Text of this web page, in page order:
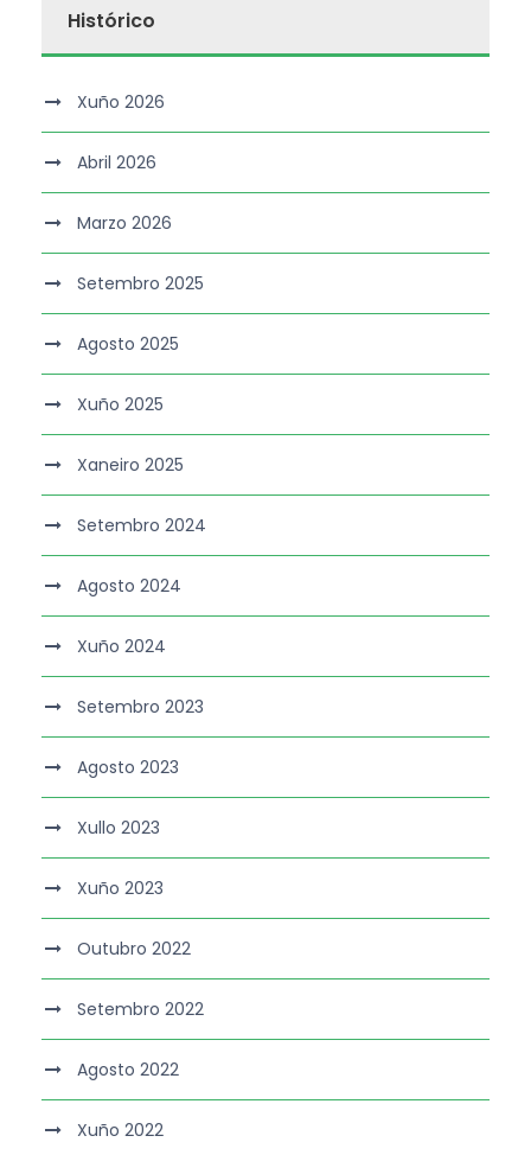
Histórico
Xuño 2026
Abril 2026
Marzo 2026
Setembro 2025
Agosto 2025
Xuño 2025
Xaneiro 2025
Setembro 2024
Agosto 2024
Xuño 2024
Setembro 2023
Agosto 2023
Xullo 2023
Xuño 2023
Outubro 2022
Setembro 2022
Agosto 2022
Xuño 2022